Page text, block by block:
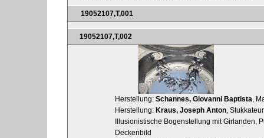
19052107,T,001
19052107,T,002
Herstellung: Schannes, Giovanni Baptista,
Herstellung: Kraus, Joseph Anton, Stukkateur
Illusionistische Bogenstellung mit Girlanden,
Deckenbild